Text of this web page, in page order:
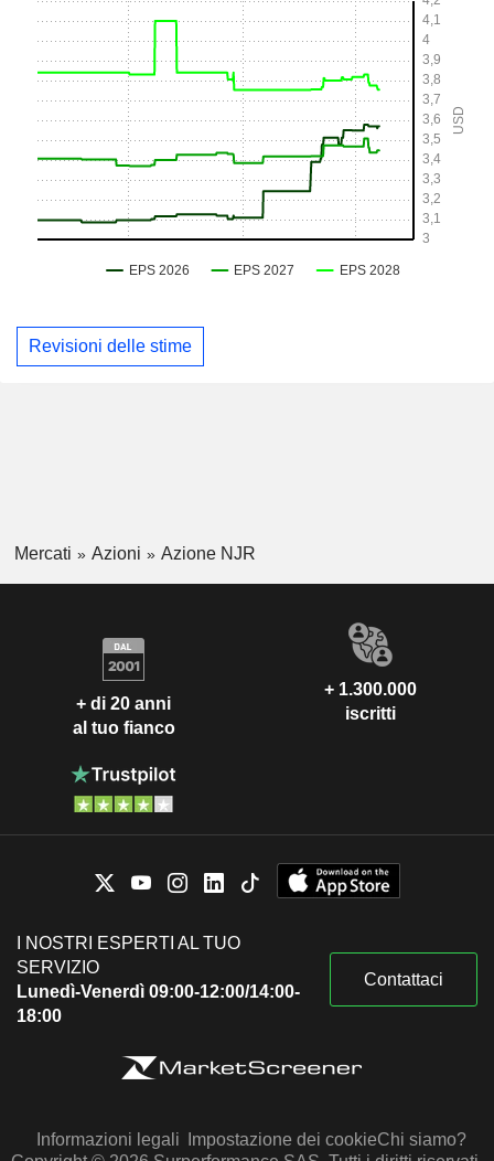
Revisioni delle stime
Mercati Azioni Azione NJR
+ di 20 anni
al tuo fianco
+ 1.300.000
iscritti
I NOSTRI ESPERTI AL TUO
SERVIZIO
Lunedì-Venerdì 09:00-12:00/14:00-
18:00
Contattaci
Informazioni legali Impostazione dei cookieChi siamo?